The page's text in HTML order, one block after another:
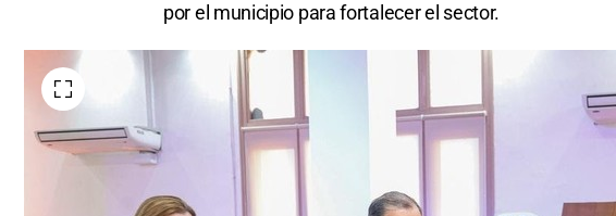
por el municipio para fortalecer el sector.